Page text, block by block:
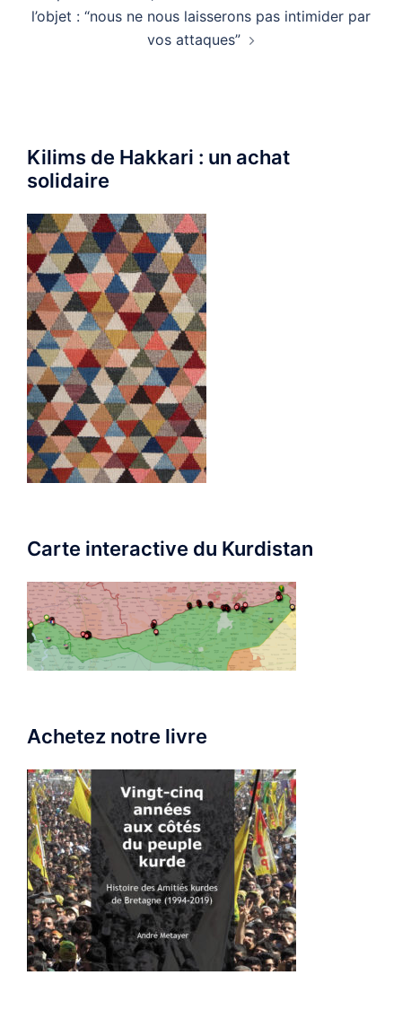
l’objet : “nous ne nous laisserons pas intimider par
vos attaques”
Kilims de Hakkari : un achat
solidaire
Carte interactive du Kurdistan
Achetez notre livre